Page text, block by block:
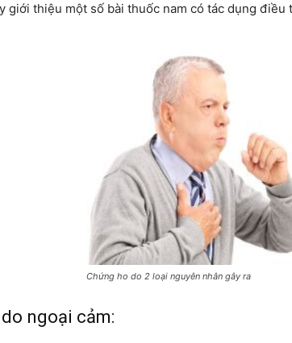
giới thiệu một số bài thuốc nam có tác dụng điều
Chứng ho do 2 loại nguyên nhân gây ra
ngoại cảm: